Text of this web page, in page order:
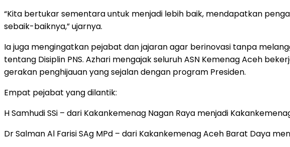
“Kita bertukar sementara untuk menjadi lebih baik, mendapatkan
sebaik-baiknya,” ujarnya.
Ia juga mengingatkan pejabat dan jajaran agar berinovasi tanpa
tentang Disiplin PNS. Azhari mengajak seluruh ASN Kemenag Aceh
gerakan penghijauan yang sejalan dengan program Presiden.
Empat pejabat yang dilantik:
H Samhudi SSi – dari Kakankemenag Nagan Raya menjadi
Dr Salman Al Farisi SAg MPd – dari Kakankemenag Aceh Barat Daya